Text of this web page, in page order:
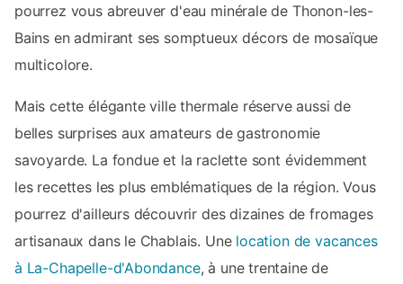
pourrez vous abreuver d'eau minérale de Thonon-les-
Bains en admirant ses somptueux décors de mosaïque
multicolore.
Mais cette élégante ville thermale réserve aussi de
belles surprises aux amateurs de gastronomie
savoyarde. La fondue et la raclette sont évidemment
les recettes les plus emblématiques de la région. Vous
pourrez d'ailleurs découvrir des dizaines de fromages
artisanaux dans le Chablais. Une location de vacances
à La-Chapelle-d'Abondance, à une trentaine de